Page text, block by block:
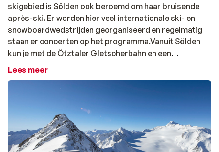
skigebied is Sölden ook beroemd om haar bruisende
après-ski. Er worden hier veel internationale ski- en
snowboardwedstrijden georganiseerd en regelmatig
staan er concerten op het programma.Vanuit Sölden
kun je met de Ötztaler Gletscherbahn en een
stoeltjeslift de top van de 3058 meter hoge
Skigebied Sölden
Sölden en Hochsölden vormen samen een prachtig
skigebied. De skiregio heeft maar liefst twee gletsjers
waar je kan skiën: de Rettenbach- en de Tiefenbach-
gletsjer. Dankzij de aanwezigheid van de gletsjers kan
Lees meer